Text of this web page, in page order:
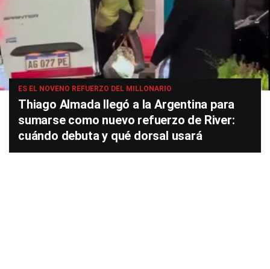
ES EL NOVENO REFUERZO DEL MILLONARIO
Thiago Almada llegó a la Argentina para
sumarse como nuevo refuerzo de River:
cuándo debuta y qué dorsal usará